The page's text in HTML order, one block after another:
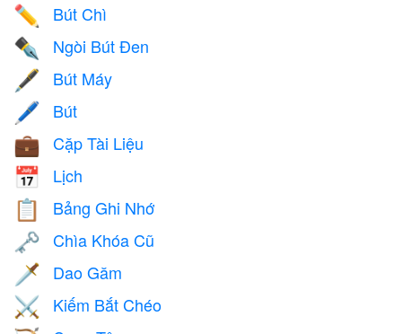
✏️ Bút Chì
✒️ Ngòi Bút Đen
🖋️ Bút Máy
🖊️ Bút
💼 Cặp Tài Liệu
📅 Lịch
📋 Bảng Ghi Nhớ
🗝️ Chìa Khóa Cũ
🗡️ Dao Găm
⚔️ Kiếm Bắt Chéo